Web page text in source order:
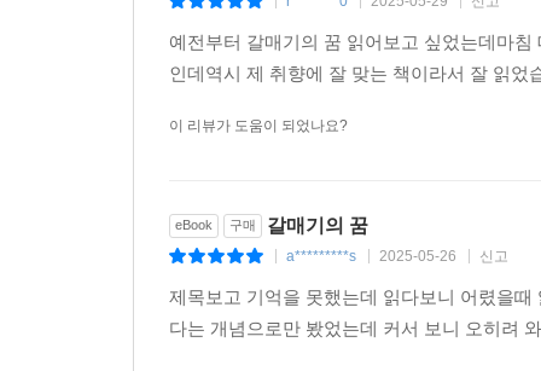
예전부터 갈매기의 꿈 읽어보고 싶었는데마
인데역시 제 취향에 잘 맞는 책이라서 잘 읽
이 리뷰가 도움이 되었나요?
eBook 구매 갈매기의 꿈
a*********s 2025-05-26 신고
제목보고 기억을 못했는데 읽다보니 어렸을
다는 개념으로만 봤었는데 커서 보니 오히려